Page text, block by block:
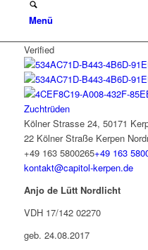
Menü
Verified
Zuchtrüden
Kölner Strasse 24, 50171
22 Kölner Straße Kerpen
+49 163 5800265+49 163
kontakt@capitol-kerpen.de
Anjo de Lütt Nordlicht
VDH 17/142 02270
geb. 24.08.2017